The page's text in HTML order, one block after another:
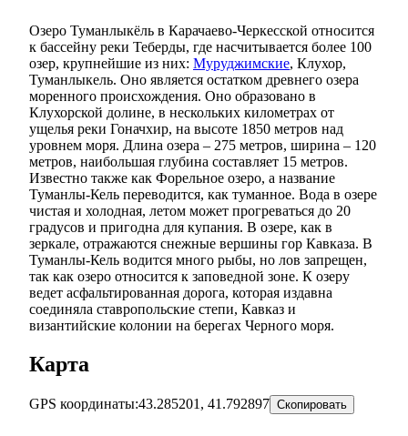
Озеро Туманлыкёль в Карачаево-Черкесской относится
к бассейну реки Теберды, где насчитывается более 100
озер, крупнейшие из них: Муруджимские, Клухор,
Туманлыкель. Оно является остатком древнего озера
моренного происхождения. Оно образовано в
Клухорской долине, в нескольких километрах от
ущелья реки Гоначхир, на высоте 1850 метров над
уровнем моря. Длина озера – 275 метров, ширина – 120
метров, наибольшая глубина составляет 15 метров.
Известно также как Форельное озеро, а название
Туманлы-Кель переводится, как туманное. Вода в озере
чистая и холодная, летом может прогреваться до 20
градусов и пригодна для купания. В озере, как в
зеркале, отражаются снежные вершины гор Кавказа. В
Туманлы-Кель водится много рыбы, но лов запрещен,
так как озеро относится к заповедной зоне. К озеру
ведет асфальтированная дорога, которая издавна
соединяла ставропольские степи, Кавказ и
византийские колонии на берегах Черного моря.
Карта
GPS координаты:43.285201, 41.792897 Скопировать